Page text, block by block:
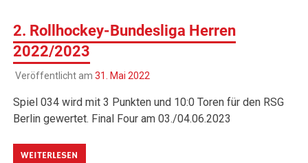
2. Rollhockey-Bundesliga Herren
2022/2023
Veröffentlicht am 31. Mai 2022
Spiel 034 wird mit 3 Punkten und 10:0 Toren für den RSG
Berlin gewertet. Final Four am 03./04.06.2023
WEITERLESEN